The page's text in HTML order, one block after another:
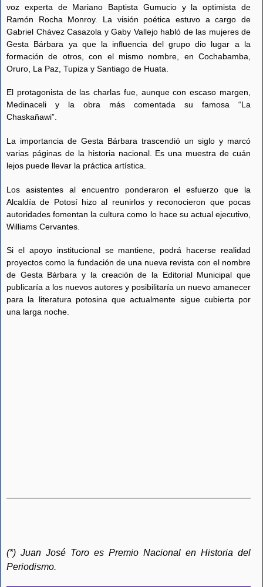
voz experta de Mariano Baptista Gumucio y la optimista de
Ramón Rocha Monroy. La visión poética estuvo a cargo de
Gabriel Chávez Casazola y Gaby Vallejo habló de las mujeres de
Gesta Bárbara ya que la influencia del grupo dio lugar a la
formación de otros, con el mismo nombre, en Cochabamba,
Oruro, La Paz, Tupiza y Santiago de Huata.
El protagonista de las charlas fue, aunque con escaso margen,
Medinaceli y la obra más comentada su famosa “La
Chaskañawi”.
La importancia de Gesta Bárbara trascendió un siglo y marcó
varias páginas de la historia nacional. Es una muestra de cuán
lejos puede llevar la práctica artística.
Los asistentes al encuentro ponderaron el esfuerzo que la
Alcaldía de Potosí hizo al reunirlos y reconocieron que pocas
autoridades fomentan la cultura como lo hace su actual ejecutivo,
Williams Cervantes.
Si el apoyo institucional se mantiene, podrá hacerse realidad
proyectos como la fundación de una nueva revista con el nombre
de Gesta Bárbara y la creación de la Editorial Municipal que
publicaría a los nuevos autores y posibilitaría un nuevo amanecer
para la literatura potosina que actualmente sigue cubierta por
una larga noche.
(*) Juan José Toro es Premio Nacional en Historia del
Periodismo.